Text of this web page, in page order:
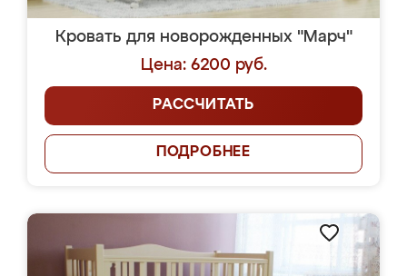
Кровать для новорожденных "Марч"
Цена: 6200 руб.
РАССЧИТАТЬ
ПОДРОБНЕЕ